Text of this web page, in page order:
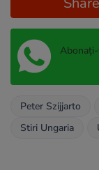
Peter Szijjarto
Stiri Ungaria